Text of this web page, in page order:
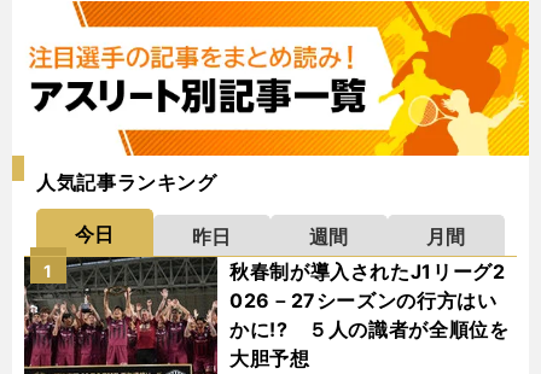
人気記事ランキング
今日 昨日 週間
月間
秋春制が導入されたJ1リーグ2
026－27シーズンの行方はい
かに!? ５人の識者が全順位を
大胆予想
1